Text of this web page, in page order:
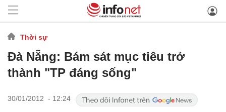
Thời sự
Đà Nẵng: Bám sát mục tiêu trở
thành "TP đáng sống"
30/01/2012 - 12:24